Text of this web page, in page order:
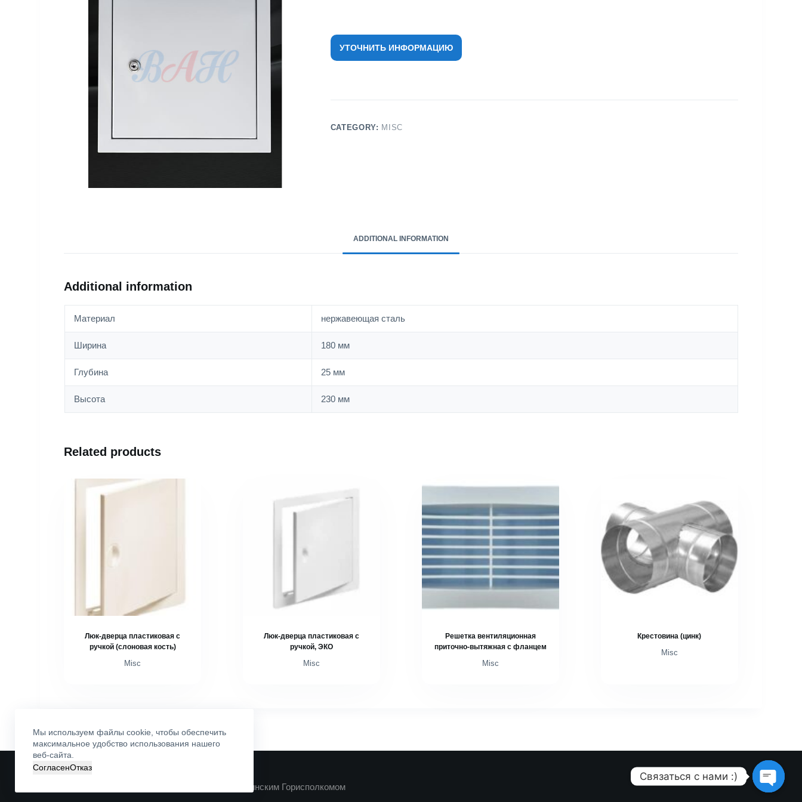
Мы используем файлы cookie, чтобы обеспечить
максимальное удобство использования нашего
веб-сайта.
СогласенОтказ
УТОЧНИТЬ ИНФОРМАЦИЮ
CATEGORY: MISC
ADDITIONAL INFORMATION
Additional information
Материал нержавеющая сталь
Ширина 180 мм
Глубина 25 мм
Высота 230 мм
Related products
Люк-дверца пластиковая с
ручкой (слоновая кость)
Misc
Люк-дверца пластиковая с
ручкой, ЭКО
Misc
Решетка вентиляционная
приточно-вытяжная с фланцем
Misc
Крестовина (цинк)
Misc
©ОДО «ВАН»
Свидетельство № 600121216 выдано 30.06.2000 Минским Горисполкомом
Связаться с нами :)